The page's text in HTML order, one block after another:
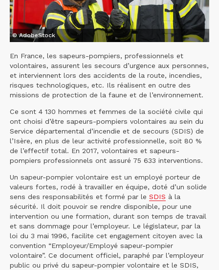
© AdobeStock
En France, les sapeurs-pompiers, professionnels et
volontaires, assurent les secours d’urgence aux personnes,
et interviennent lors des accidents de la route, incendies,
risques technologiques, etc. Ils réalisent en outre des
missions de protection de la faune et de l’environnement.
Ce sont 4 130 hommes et femmes de la société civile qui
ont choisi d’être sapeurs-pompiers volontaires au sein du
Service départemental d’incendie et de secours (SDIS) de
l’Isère, en plus de leur activité professionnelle, soit 80 %
de l’effectif total. En 2017, volontaires et sapeurs-
pompiers professionnels ont assuré 75 633 interventions.
Un sapeur-pompier volontaire est un employé porteur de
valeurs fortes, rodé à travailler en équipe, doté d’un solide
sens des responsabilités et formé par le SDIS à la
sécurité. Il doit pouvoir se rendre disponible, pour une
intervention ou une formation, durant son temps de travail
et sans dommage pour l’employeur. Le législateur, par la
loi du 3 mai 1996, facilite cet engagement citoyen avec la
convention “Employeur/Employé sapeur-pompier
volontaire”. Ce document officiel, paraphé par l’employeur
public ou privé du sapeur-pompier volontaire et le SDIS,